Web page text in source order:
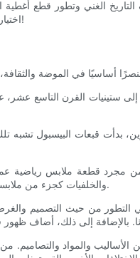
اختيار قبعة البيسبول المناسبة لأسلوبك الشخصي. لذا، احصل على قبعتك المفضلة وانضم إلينا في هذا الاستكشاف الرائع لعالم قبعات البيسبول!
إلى ستينيات القرن التاسع
بدأت قبعات البيسبول تشبه
مجرد قطعة ملابس رياضية
والخلفيات كجزء من ملابسهم اليومية. بدأ أيضًا استخدام القبعات كعناصر ترويجية وغالبًا ما كانت مزينة بشعارات وتصميمات تتعلق بفرق أو أحداث أو شركات محددة.
من حيث التصميم والغرض.
والمواد والتصاميم.